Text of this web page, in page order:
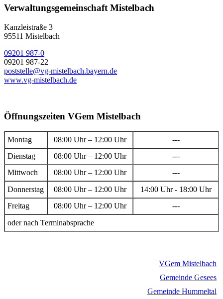
Verwaltungsgemeinschaft Mistelbach
Kanzleistraße 3
95511 Mistelbach
09201 987-0
09201 987-22
poststelle@vg-mistelbach.bayern.de
www.vg-mistelbach.de
Öffnungszeiten VGem Mistelbach
Montag 08:00 Uhr – 12:00 Uhr
---
Dienstag
08:00 Uhr – 12:00 Uhr
---
Mittwoch
08:00 Uhr – 12:00 Uhr
---
Donnerstag
08:00 Uhr – 12:00 Uhr
14:00 Uhr - 18:00 Uhr
Freitag
08:00 Uhr – 12:00 Uhr
---
oder nach Terminabsprache
VGem Mistelbach
Gemeinde Gesees
Gemeinde Hummeltal